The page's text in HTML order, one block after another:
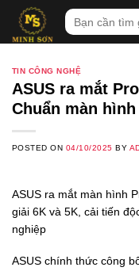
content
Tìm
kiếm:
TIN CÔNG NGHỆ
ASUS ra mắt
Chuẩn màn
POSTED ON 04/10/2025 BY
ASUS ra mắt màn hình
giải 6K và 5K, cải tiến
nghiệp
ASUS chính thức công